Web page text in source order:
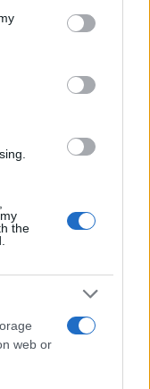
You may click to
party tags to
in below Google
the
web or
novità che stanno